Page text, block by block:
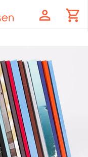
profile shopping_cart